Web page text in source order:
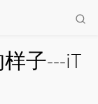
子---iT